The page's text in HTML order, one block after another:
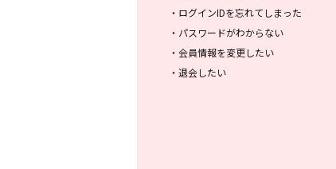
・ ログインIDを忘れてしまった
・ パスワードがわからない
・ 会員情報を変更したい
・ 退会したい